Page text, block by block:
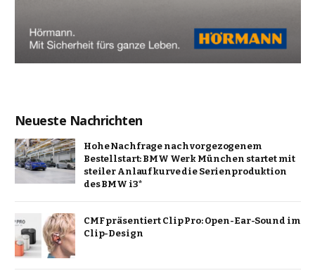
Neueste Nachrichten
Hohe Nachfrage nach vorgezogenem
Bestellstart: BMW Werk München startet mit
steiler Anlaufkurve die Serienproduktion
des BMW i3*
CMF präsentiert Clip Pro: Open-Ear-Sound im
Clip-Design